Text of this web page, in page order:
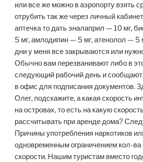
или все же можно в аэропорту взять
отрубить так же через личный
аптечка то дать эналаприл — 10 мг,
5 мг, амлодипин — 5 мг, атенолол — 5
дни у меня все закрываются или
Обычно вам перезванивают либо в
следующий рабочий день и
в офис для подписания документов.
Олег, подскажите, а какая скорость
на островах, то есть на какую
рассчитывать при аренде дома?
Причины употребления наркотиков
одновременным ограничением кол-ва
скорости. Нашим туристам вместо